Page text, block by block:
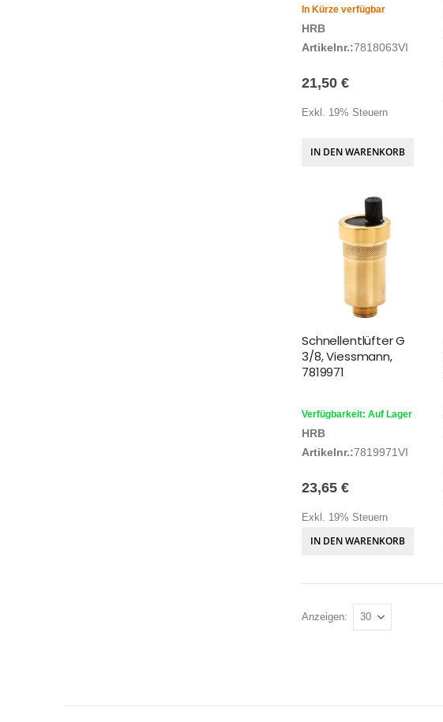
In Kürze verfügbar
HRB
Artikelnr.:7818063VI
21,50 €
Exkl. 19% Steuern
IN DEN WARENKORB
Schnellentlüfter G
3/8, Viessmann,
7819971
Verfügbarkeit: Auf Lager
HRB
Artikelnr.:7819971VI
23,65 €
Exkl. 19% Steuern
IN DEN WARENKORB
Anzeigen